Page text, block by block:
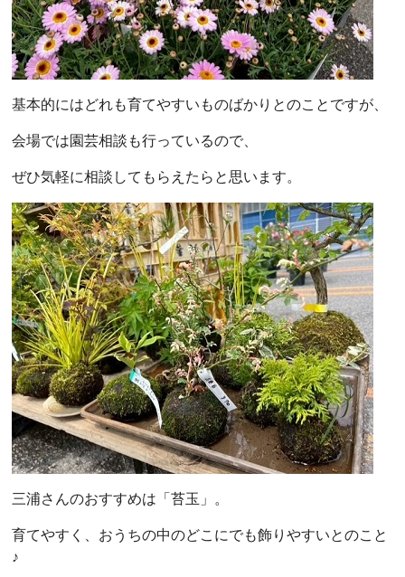
基本的にはどれも育てやすいものばかりとのことですが、
会場では園芸相談も行っているので、
ぜひ気軽に相談してもらえたらと思います。
三浦さんのおすすめは「苔玉」。
育てやすく、おうちの中のどこにでも飾りやすいとのこと
♪